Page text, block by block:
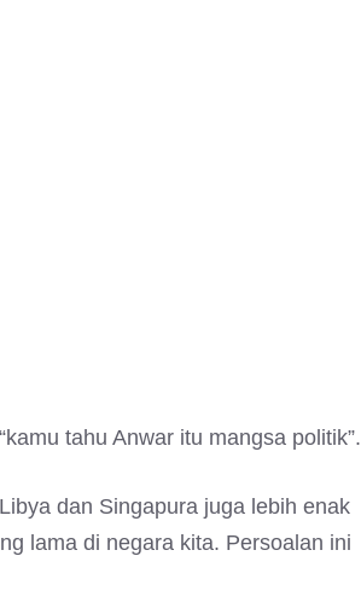
tahu Anwar itu mangsa politik”.
dan Singapura juga lebih enak
lama di negara kita. Persoalan ini